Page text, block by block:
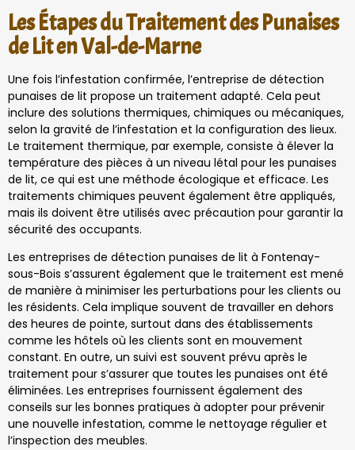
Les Étapes du Traitement des Punaises
de Lit en Val-de-Marne
Une fois l’infestation confirmée, l’entreprise de détection
punaises de lit propose un traitement adapté. Cela peut
inclure des solutions thermiques, chimiques ou mécaniques,
selon la gravité de l’infestation et la configuration des lieux.
Le traitement thermique, par exemple, consiste à élever la
température des pièces à un niveau létal pour les punaises
de lit, ce qui est une méthode écologique et efficace. Les
traitements chimiques peuvent également être appliqués,
mais ils doivent être utilisés avec précaution pour garantir la
sécurité des occupants.
Les entreprises de détection punaises de lit à Fontenay-
sous-Bois s’assurent également que le traitement est mené
de manière à minimiser les perturbations pour les clients ou
les résidents. Cela implique souvent de travailler en dehors
des heures de pointe, surtout dans des établissements
comme les hôtels où les clients sont en mouvement
constant. En outre, un suivi est souvent prévu après le
traitement pour s’assurer que toutes les punaises ont été
éliminées. Les entreprises fournissent également des
conseils sur les bonnes pratiques à adopter pour prévenir
une nouvelle infestation, comme le nettoyage régulier et
l’inspection des meubles.